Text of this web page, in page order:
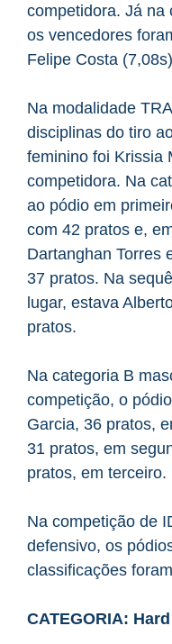
competidora. Já na
os vencedores
Felipe Costa
Na modalidade
disciplinas do tiro
feminino foi Krissia
competidora. Na
ao pódio em
com 42 pratos e,
Dartanghan Torres
37 pratos. Na
lugar, estava
pratos.
Na categoria B
competição, o
Garcia, 36 pratos,
31 pratos, em
pratos, em terceiro.
Na competição de
defensivo, os
classificações
CATEGORIA: